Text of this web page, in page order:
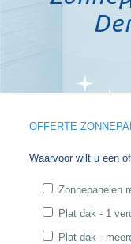
OFFERTE
Waarvoor wilt u een
Zonnepanelen
Plat dak - 1
Plat dak -